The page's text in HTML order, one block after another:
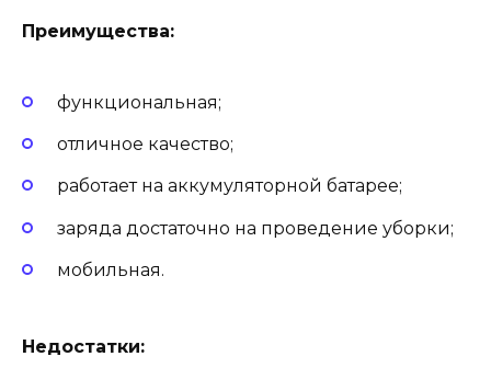
Преимущества:
функциональная;
отличное качество;
работает на аккумуляторной батарее;
заряда достаточно на проведение уборки;
мобильная.
Недостатки: